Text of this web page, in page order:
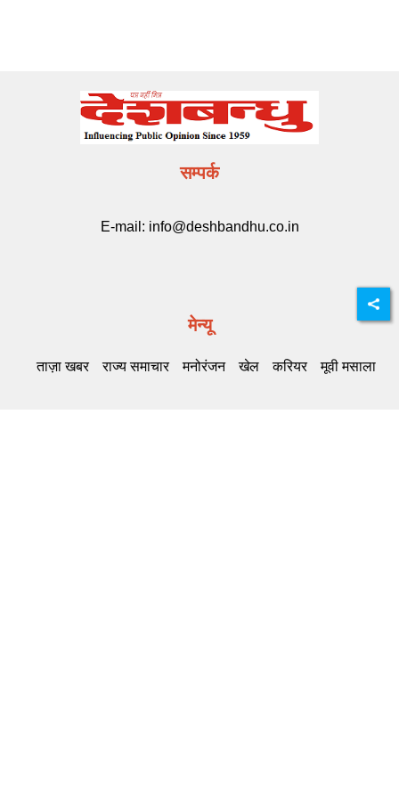
सम्पर्क
E-mail: info@deshbandhu.co.in
मेन्यू
ताज़ा खबर राज्य समाचार मनोरंजन खेल करियर मूवी मसाला